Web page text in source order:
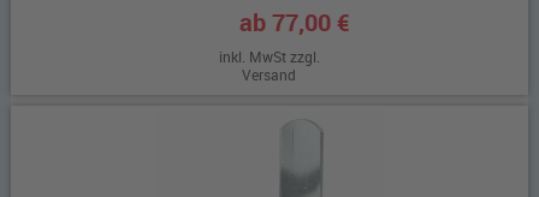
ab 77,00 €
inkl. MwSt zzgl.
Versand